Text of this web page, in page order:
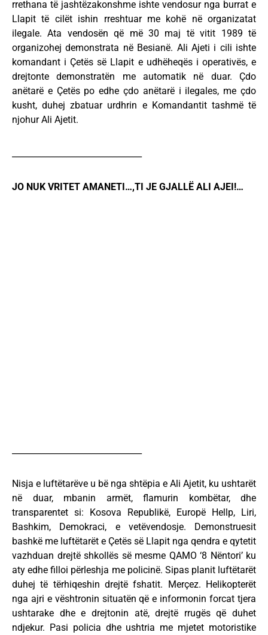
rrethana të jashtëzakonshme ishte vendosur nga burrat e
Llapit të cilët ishin rreshtuar me kohë në organizatat
ilegale. Ata vendosën që më 30 maj të vitit 1989 të
organizohej demonstrata në Besianë. Ali Ajeti i cili ishte
komandant i Çetës së Llapit e udhëheqës i operativës, e
drejtonte demonstratën me automatik në duar. Çdo
anëtarë e Çetës po edhe çdo anëtarë i ilegales, me çdo
kusht, duhej zbatuar urdhrin e Komandantit tashmë të
njohur Ali Ajetit.
JO NUK VRITET AMANETI…,TI JE GJALLË ALI AJEI!…
Nisja e luftëtarëve u bë nga shtëpia e Ali Ajetit, ku ushtarët
në duar, mbanin armët, flamurin kombëtar, dhe
transparentet si: Kosova Republikë, Europë Hellp, Liri,
Bashkim, Demokraci, e vetëvendosje. Demonstruesit
bashkë me luftëtarët e Çetës së Llapit nga qendra e qytetit
vazhduan drejtë shkollës së mesme QAMO ‘8 Nëntori’ ku
aty edhe filloi përleshja me policinë. Sipas planit luftëtarët
duhej të tërhiqeshin drejtë fshatit. Merçez. Helikopterët
nga ajri e vështronin situatën që e informonin forcat tjera
ushtarake dhe e drejtonin atë, drejtë rrugës që duhet
ndjekur. Pasi policia dhe ushtria me mjetet motoristike